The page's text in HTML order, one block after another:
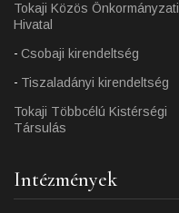
Tokaji Közös Önkormányzati
Hivatal
Csobaji kirendeltség
Tiszaladányi kirendeltség
Tokaji Többcélú Kistérségi
Társulás
Intézmények